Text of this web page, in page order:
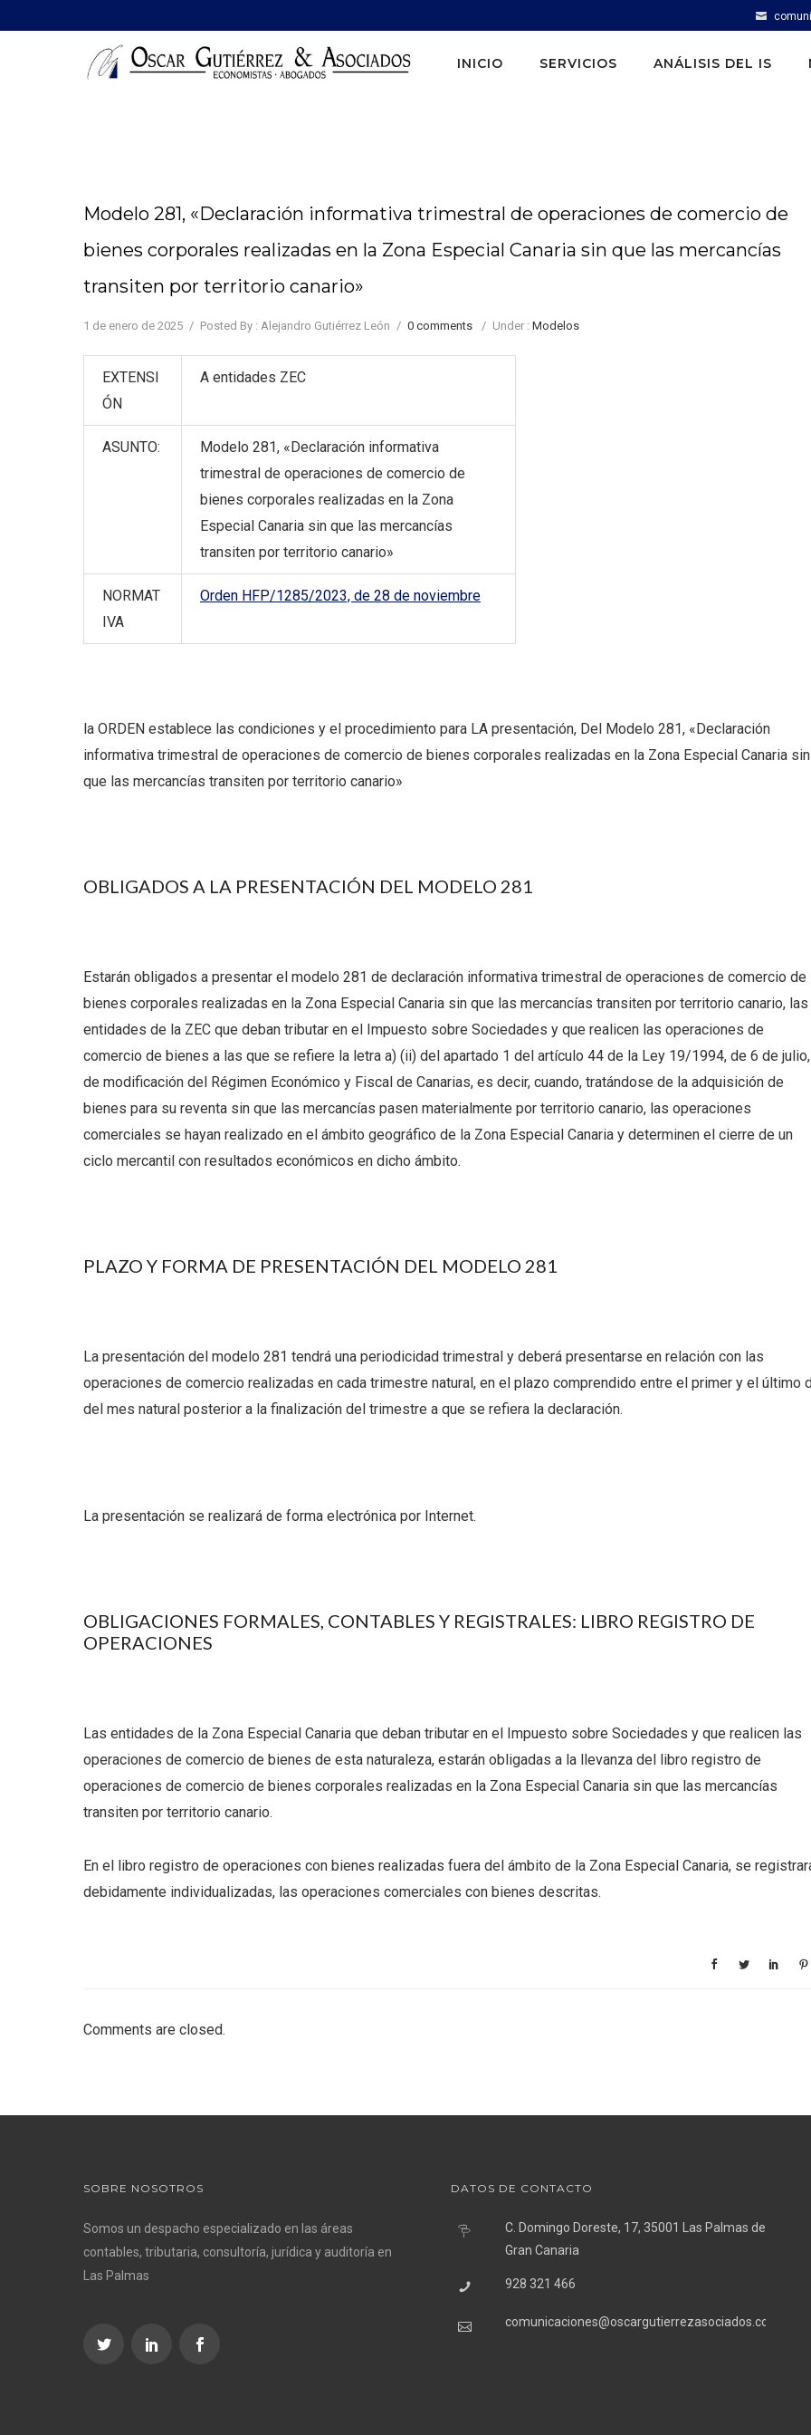
INICIO SERVICIOS ANÁLISIS DEL IS
Modelo 281, «Declaración informativa trimestral de operaciones de comercio de
bienes corporales realizadas en la Zona Especial Canaria sin que las mercancías
transiten por territorio canario»
1 de enero de 2025 / Posted By : Alejandro Gutiérrez León / 0 comments / Under : Modelos
EXTENSI
ÓN
A entidades ZEC
ASUNTO:
Modelo 281, «Declaración informativa
trimestral de operaciones de comercio de
bienes corporales realizadas en la Zona
Especial Canaria sin que las mercancías
transiten por territorio canario»
NORMAT
IVA
Orden HFP/1285/2023, de 28 de noviembre
la ORDEN establece las condiciones y el procedimiento para LA presentación, Del Modelo 281, «Declaración
informativa trimestral de operaciones de comercio de bienes corporales realizadas en la Zona Especial Canaria sin
que las mercancías transiten por territorio canario»
OBLIGADOS A LA PRESENTACIÓN DEL MODELO 281
Estarán obligados a presentar el modelo 281 de declaración informativa trimestral de operaciones de comercio de
bienes corporales realizadas en la Zona Especial Canaria sin que las mercancías transiten por territorio canario, las
entidades de la ZEC que deban tributar en el Impuesto sobre Sociedades y que realicen las operaciones de
comercio de bienes a las que se refiere la letra a) (ii) del apartado 1 del artículo 44 de la Ley 19/1994, de 6 de julio,
de modificación del Régimen Económico y Fiscal de Canarias, es decir, cuando, tratándose de la adquisición de
bienes para su reventa sin que las mercancías pasen materialmente por territorio canario, las operaciones
comerciales se hayan realizado en el ámbito geográfico de la Zona Especial Canaria y determinen el cierre de un
ciclo mercantil con resultados económicos en dicho ámbito.
PLAZO Y FORMA DE PRESENTACIÓN DEL MODELO 281
La presentación del modelo 281 tendrá una periodicidad trimestral y deberá presentarse en relación con las
operaciones de comercio realizadas en cada trimestre natural, en el plazo comprendido entre el primer y el último
del mes natural posterior a la finalización del trimestre a que se refiera la declaración.
La presentación se realizará de forma electrónica por Internet.
OBLIGACIONES FORMALES, CONTABLES Y REGISTRALES: LIBRO REGISTRO DE
OPERACIONES
Las entidades de la Zona Especial Canaria que deban tributar en el Impuesto sobre Sociedades y que realicen las
operaciones de comercio de bienes de esta naturaleza, estarán obligadas a la llevanza del libro registro de
operaciones de comercio de bienes corporales realizadas en la Zona Especial Canaria sin que las mercancías
transiten por territorio canario.
En el libro registro de operaciones con bienes realizadas fuera del ámbito de la Zona Especial Canaria, se
debidamente individualizadas, las operaciones comerciales con bienes descritas.
Comments are closed.
SOBRE NOSOTROS
Somos un despacho especializado en las áreas
contables, tributaria, consultoría, jurídica y auditoría en
Las Palmas
DATOS DE CONTACTO
C. Domingo Doreste, 17, 35001 Las Palmas de
Gran Canaria
928 321 466
comunicaciones@oscargutierrezasociados.com